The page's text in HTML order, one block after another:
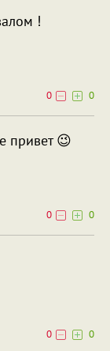
!
0
0
привет 😉
0
0
0
0